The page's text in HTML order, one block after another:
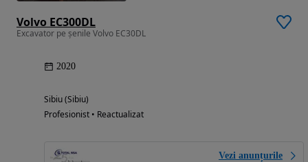
Volvo EC300DL
Excavator pe șenile Volvo EC30DL
2020
Sibiu (Sibiu)
Profesionist • Reactualizat
Vezi anunțurile